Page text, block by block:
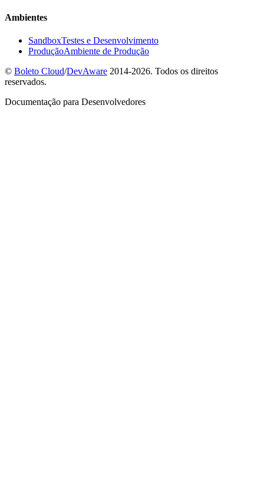
Ambientes
SandboxTestes e Desenvolvimento
ProduçãoAmbiente de Produção
© Boleto Cloud/DevAware 2014-2026. Todos os direitos
reservados.
Documentação para Desenvolvedores